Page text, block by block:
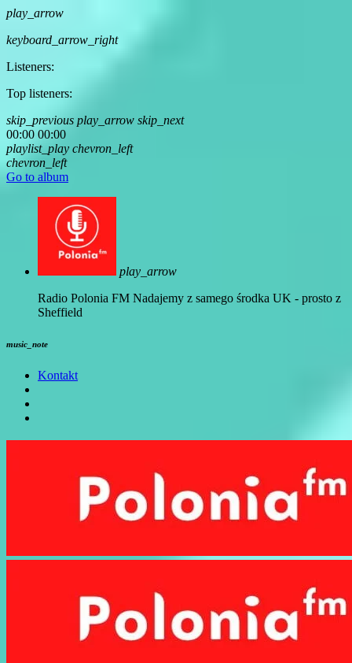
play_arrow
keyboard_arrow_right
Listeners:
Top listeners:
skip_previous play_arrow skip_next
00:00 00:00
playlist_play chevron_left
chevron_left
Go to album
play_arrow
Radio Polonia FM Nadajemy z samego środka UK - prosto z
Sheffield
music_note
Kontakt